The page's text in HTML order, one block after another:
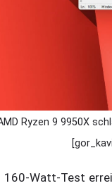
Ryzen 9 9950X
160-Watt-Test